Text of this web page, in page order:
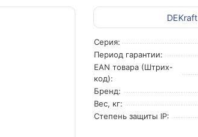
DEKraft
Серия:
Период гарантии:
EAN товара (Штрих-
код):
Бренд:
Вес, кг:
Степень защиты IP: